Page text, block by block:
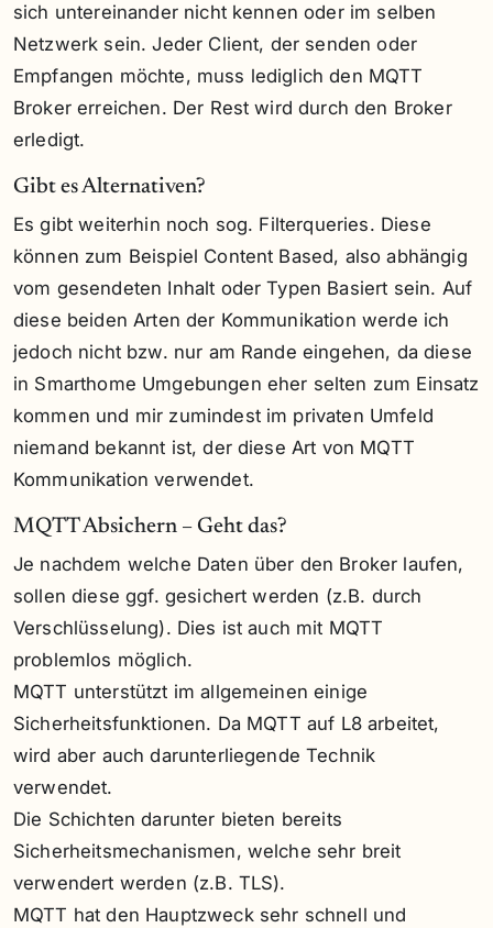
sich untereinander nicht kennen oder im selben
Netzwerk sein. Jeder Client, der senden oder
Empfangen möchte, muss lediglich den MQTT
Broker erreichen. Der Rest wird durch den Broker
erledigt.
Gibt es Alternativen?
Es gibt weiterhin noch sog. Filterqueries. Diese
können zum Beispiel Content Based, also abhängig
vom gesendeten Inhalt oder Typen Basiert sein. Auf
diese beiden Arten der Kommunikation werde ich
jedoch nicht bzw. nur am Rande eingehen, da diese
in Smarthome Umgebungen eher selten zum Einsatz
kommen und mir zumindest im privaten Umfeld
niemand bekannt ist, der diese Art von MQTT
Kommunikation verwendet.
MQTT Absichern – Geht das?
Je nachdem welche Daten über den Broker laufen,
sollen diese ggf. gesichert werden (z.B. durch
Verschlüsselung). Dies ist auch mit MQTT
problemlos möglich.
MQTT unterstützt im allgemeinen einige
Sicherheitsfunktionen. Da MQTT auf L8 arbeitet,
wird aber auch darunterliegende Technik
verwendet.
Die Schichten darunter bieten bereits
Sicherheitsmechanismen, welche sehr breit
verwendert werden (z.B. TLS).
MQTT hat den Hauptzweck sehr schnell und